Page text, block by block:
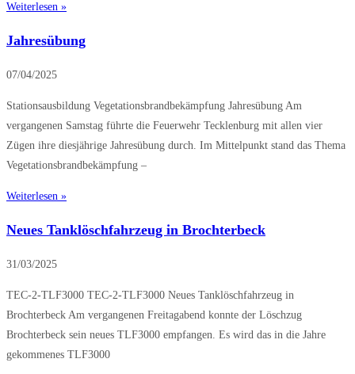
Weiterlesen »
Jahresübung
07/04/2025
Stationsausbildung Vegetationsbrandbekämpfung Jahresübung Am
vergangenen Samstag führte die Feuerwehr Tecklenburg mit allen vier
Zügen ihre diesjährige Jahresübung durch. Im Mittelpunkt stand das Thema
Vegetationsbrandbekämpfung –
Weiterlesen »
Neues Tanklöschfahrzeug in Brochterbeck
31/03/2025
TEC-2-TLF3000 TEC-2-TLF3000 Neues Tanklöschfahrzeug in
Brochterbeck Am vergangenen Freitagabend konnte der Löschzug
Brochterbeck sein neues TLF3000 empfangen. Es wird das in die Jahre
gekommenes TLF3000